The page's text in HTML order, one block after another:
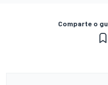
Comparte o